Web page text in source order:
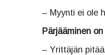
– Myynti ei ole
Pärjääminen
– Yrittäjän